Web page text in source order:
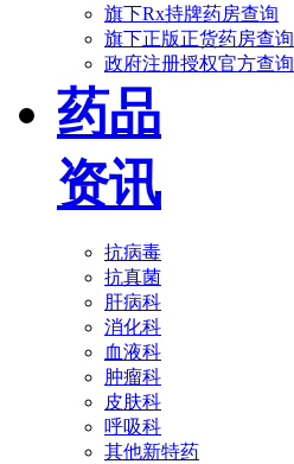
旗下Rx持牌药房查询
旗下正版正货药房查询
政府注册授权官方查询
药品
资讯
抗病毒
抗真菌
肝病科
消化科
血液科
肿瘤科
皮肤科
呼吸科
其他新特药